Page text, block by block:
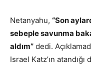
Netanyahu, “Son
sebeple savunma
aldım” dedi.
Israel Katz’ın